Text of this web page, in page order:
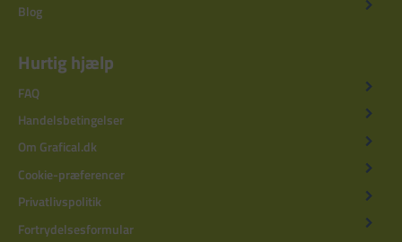
Blog
Hurtig hjælp
FAQ
Handelsbetingelser
Om Grafical.dk
Cookie-præferencer
Privatlivspolitik
Fortrydelsesformular